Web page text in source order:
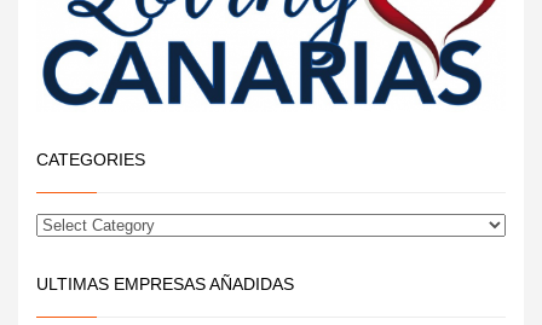
CATEGORIES
ULTIMAS EMPRESAS AÑADIDAS